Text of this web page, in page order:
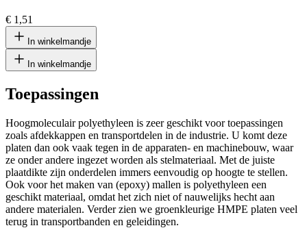
€ 1,51
In winkelmandje
In winkelmandje
Toepassingen
Hoogmoleculair polyethyleen is zeer geschikt voor toepassingen
zoals afdekkappen en transportdelen in de industrie. U komt deze
platen dan ook vaak tegen in de apparaten- en machinebouw, waar
ze onder andere ingezet worden als stelmateriaal. Met de juiste
plaatdikte zijn onderdelen immers eenvoudig op hoogte te stellen.
Ook voor het maken van (epoxy) mallen is polyethyleen een
geschikt materiaal, omdat het zich niet of nauwelijks hecht aan
andere materialen. Verder zien we groenkleurige HMPE platen veel
terug in transportbanden en geleidingen.